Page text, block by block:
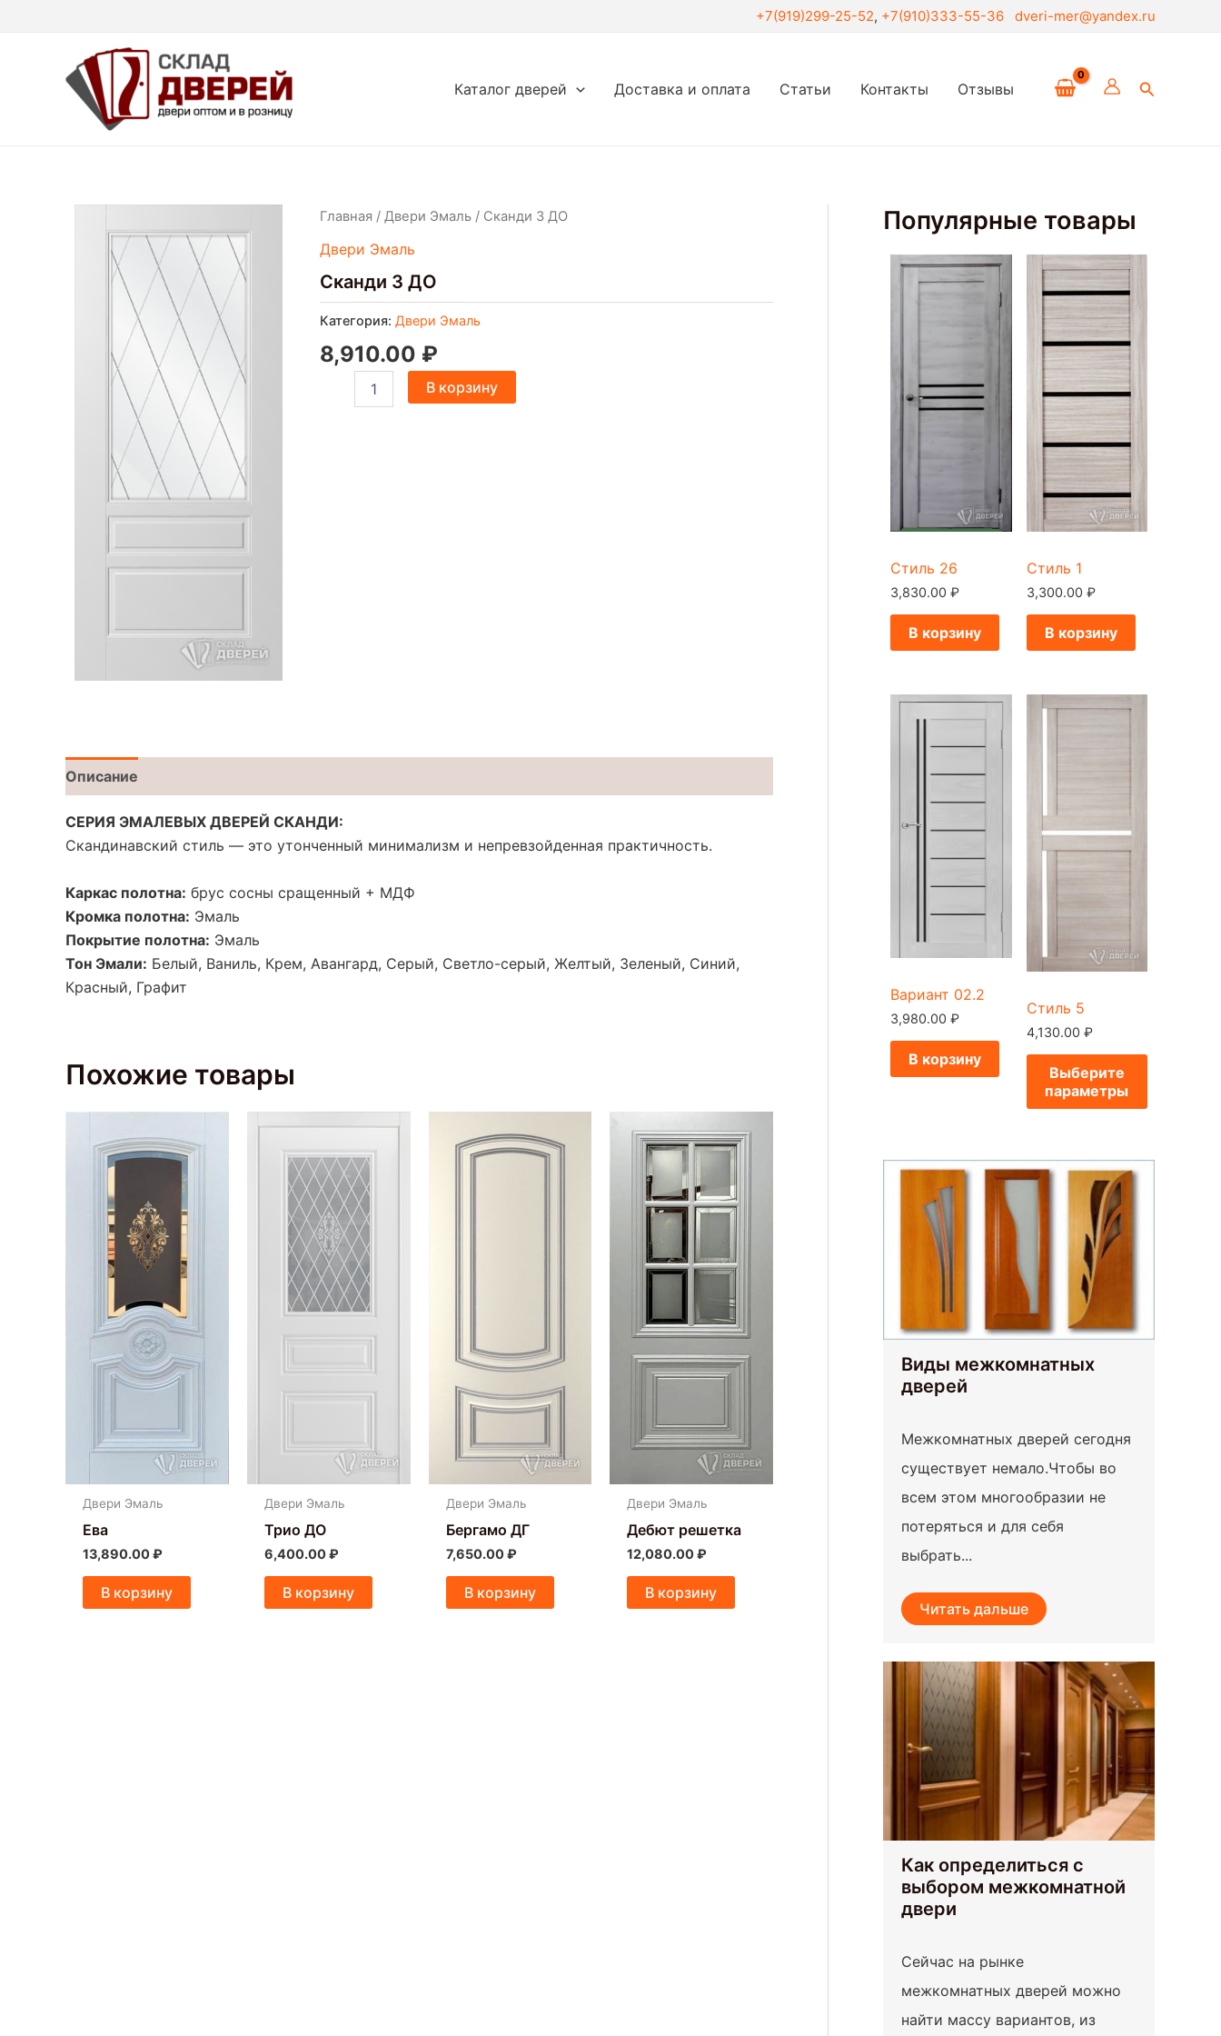
содержимому
+7(919)299-25-52, +7(910)333-55-36 dveri-mer@yandex.ru
Каталог дверей Доставка и оплата Статьи Контакты Отзывы Поиск
Главная /Двери Эмаль / Сканди 3 ДО
Двери Эмаль
Сканди 3 ДО
Категория: Двери Эмаль
8,910.00 ₽
Количество
Сканди
ДО
В корзину
Описание
СЕРИЯ ЭМАЛЕВЫХ ДВЕРЕЙ СКАНДИ:
Скандинавский стиль — это утонченный минимализм и непревзойденная практичность.
Каркас полотна: брус сосны сращенный + МДФ
Кромка полотна: Эмаль
Покрытие полотна: Эмаль
Тон Эмали: Белый, Ваниль, Крем, Авангард, Серый, Светло-серый, Желтый, Зеленый, Синий,
Красный, Графит
Похожие товары
Двери Эмаль
Ева
13,890.00₽
В корзину
Двери Эмаль
Трио ДО
6,400.00₽
В корзину
Двери Эмаль
Бергамо ДГ
7,650.00₽
В корзину
Двери Эмаль
Дебют решетка
12,080.00₽
В корзину
Популярные товары
Стиль 26
3,830.00 ₽
В корзину
Стиль 1
3,300.00 ₽
В корзину
Вариант 02.2
3,980.00 ₽
В корзину
Стиль 5
4,130.00 ₽
Выберите
параметры
Виды межкомнатных
дверей
Межкомнатных дверей сегодня
существует немало.Чтобы во
всем этом многообразии не
потеряться и для себя
выбрать...
Читать дальше
Как определиться с
выбором межкомнатной
двери
Сейчас на рынке
межкомнатных дверей можно
найти массу вариантов, из